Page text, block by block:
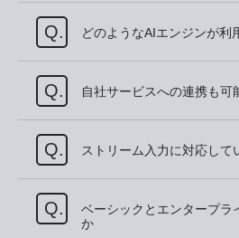
Q. どのようなAIエンジンが利
Q. 自社サービスへの連携も可
Q. ストリーム入力に対応して
Q.
ベーシックとエンタープラ
か